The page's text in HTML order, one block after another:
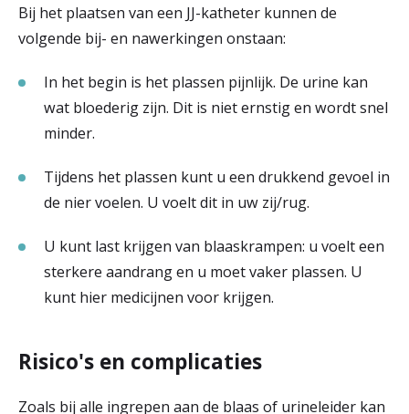
Bij het plaatsen van een JJ-katheter kunnen de
volgende bij- en nawerkingen onstaan:
In het begin is het plassen pijnlijk. De urine kan
wat bloederig zijn. Dit is niet ernstig en wordt snel
minder.
Tijdens het plassen kunt u een drukkend gevoel in
de nier voelen. U voelt dit in uw zij/rug.
U kunt last krijgen van blaaskrampen: u voelt een
sterkere aandrang en u moet vaker plassen. U
kunt hier medicijnen voor krijgen.
Risico's en complicaties
Zoals bij alle ingrepen aan de blaas of urineleider kan